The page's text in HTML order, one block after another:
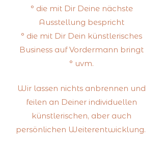
° die mit Dir Deine nächste
Ausstellung bespricht
° die mit Dir Dein künstlerisches
Business auf Vordermann bringt
° uvm.
Wir lassen nichts anbrennen und
feilen an Deiner individuellen
künstlerischen, aber auch
persönlichen Weiterentwicklung.